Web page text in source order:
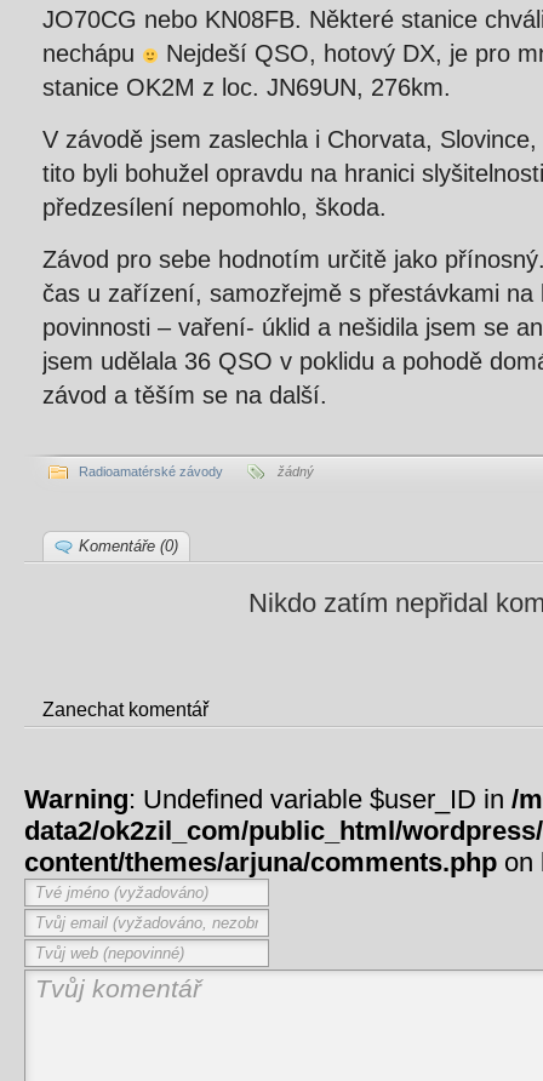
JO70CG nebo KN08FB. Některé stanice
nechápu
Nejdeší QSO, hotový DX, je pro
stanice OK2M z loc. JN69UN, 276km.
V závodě jsem zaslechla i Chorvata,
tito byli bohužel opravdu na hranici
předzesílení nepomohlo, škoda.
Závod pro sebe hodnotím určitě jako
čas u zařízení, samozřejmě s přestávkami na
povinnosti – vaření- úklid a nešidila jsem se
jsem udělala 36 QSO v poklidu a pohodě
závod a těším se na další.
Radioamatérské závody žádný
Komentáře (0)
Nikdo zatím nepřidal
Zanechat komentář
Warning: Undefined variable $user_ID in /
data2/ok2zil_com/public_html/
content/themes/arjuna/comments.php on